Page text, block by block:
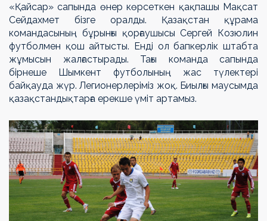
«Қайсар» сапында өнер көрсеткен қақпашы Мақсат
Сейдахмет бізге оралды. Қазақстан құрама
командасының бұрынғы қорғаушысы Сергей Козюлин
футболмен қош айтысты. Енді ол бапкерлік штабта
жұмысын жалғастырады. Тағы команда сапында
бірнеше Шымкент футболының жас түлектері
байқауда жүр. Легионерлеріміз жоқ. Биылғы маусымда
қазақстандықтарға ерекше үміт артамыз.